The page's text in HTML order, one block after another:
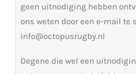
geen uitnodiging hebben
ons weten door een e-mail te
info@octopusrugby.nl
Degene die wel een